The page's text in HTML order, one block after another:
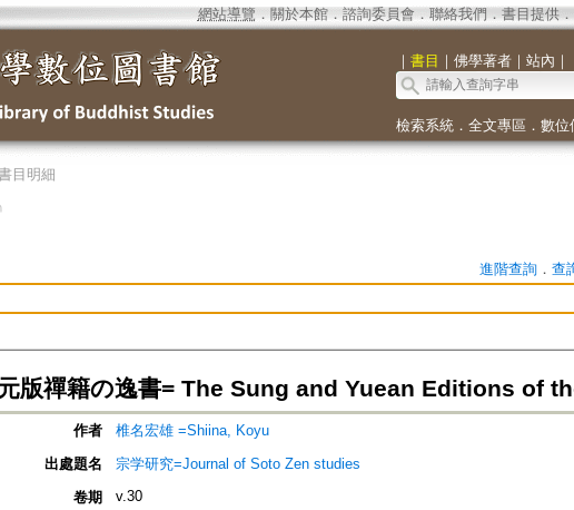
網站導覽 ． 關於本館． 諮詢委員會． 聯絡我們 ． 書目提供．
｜ 書目 ｜ 佛學著者｜ 站內 ｜
檢索系統． 全文專區 ． 數位
目明細
進階查詢． 查
版禪籍の逸書= The Sung and Yuean Editions of
作者
椎名宏雄 =Shiina, Koyu
出處題名
宗学研究=Journal of Soto Zen studies
卷期
v.30